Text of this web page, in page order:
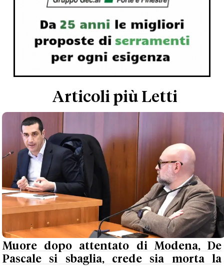
Articoli più Letti
Muore dopo attentato di Modena, De
Pascale si sbaglia, crede sia morta la